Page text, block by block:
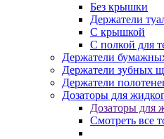
Без крышки
Держатели
С крышкой
С полкой для
Держатели
Держатели зубных
Держатели
Дозаторы для
Дозаторы для
Смотреть все